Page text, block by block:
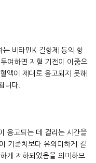
는 비타민K 길항제 등의 항
여하면 지혈 기전이 이중으
액이 제대로 응고되지 못해
니다.
응고되는 데 걸리는 시간을
기준치보다 유의미하게 길
게 저하되었음을 의미하므